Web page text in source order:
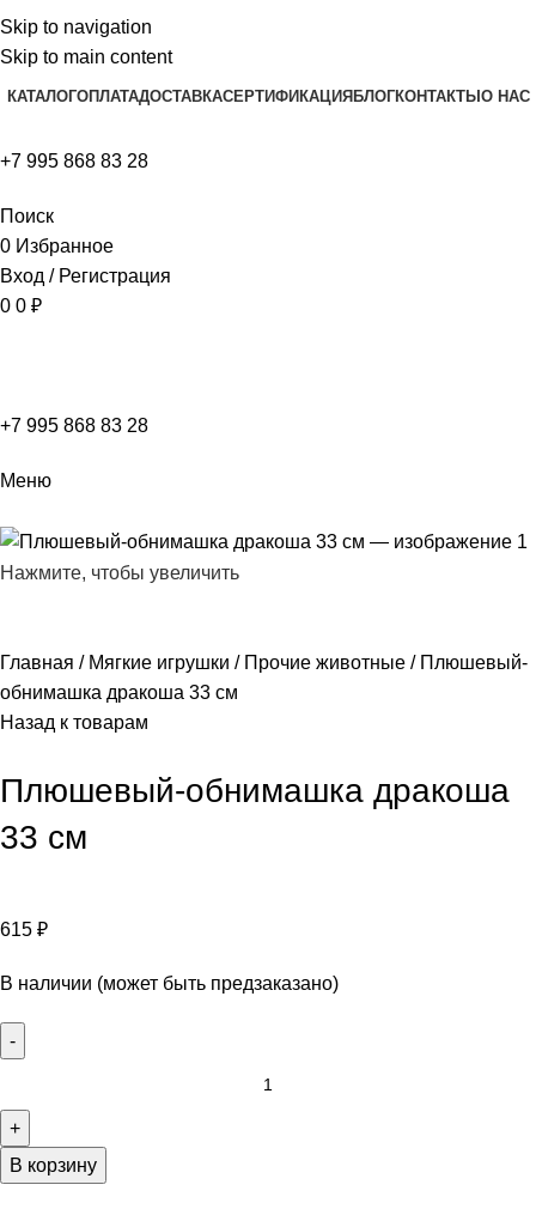
Skip to navigation
Skip to main content
КАТАЛОГОПЛАТАДОСТАВКАСЕРТИФИКАЦИЯ БЛОГКОНТАКТЫ О НАС
+7 995 868 83 28
Поиск
0 Избранное
Вход / Регистрация
0 0 ₽
+7 995 868 83 28
Меню
Нажмите, чтобы увеличить
Главная Мягкие игрушки Прочие животные
Плюшевый-
обнимашка дракоша 33 см
Назад к товарам
Плюшевый-обнимашка дракоша
33 см
615 ₽
В наличии (может быть предзаказано)
В корзину